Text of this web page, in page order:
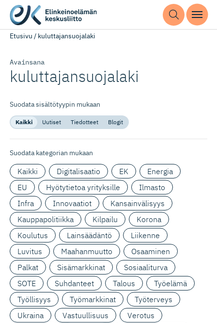
Etusivu / kuluttajansuojalaki
Avainsana
kuluttajan­suojalaki
Suodata sisältötyypin mukaan
Kaikki Uutiset Tiedotteet Blogit
Suodata kategorian mukaan
Kaikki Digitalisaatio EK
Energia
EU
Hyötytietoa yrityksille
Ilmasto
Infra
Innovaatiot
Kansainvälisyys
Kauppapolitiikka
Kilpailu
Korona
Koulutus
Lainsäädäntö
Liikenne
Luvitus
Maahanmuutto
Osaaminen
Palkat
Sisämarkkinat
Sosiaaliturva
SOTE
Suhdanteet Talous
Työelämä
Työllisyys
Työmarkkinat
Työterveys
Ukraina
Vastuullisuus
Verotus